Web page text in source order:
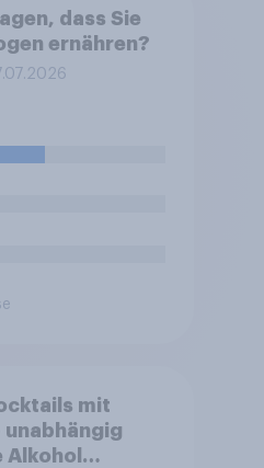
dass Sie
ernähren?
mit
unabhängig
Alkohol